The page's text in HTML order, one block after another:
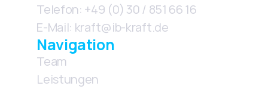
Telefon: +49 (0) 30 / 851 66 16
E-Mail: kraft@ib-kraft.de
Navigation
Team
Leistungen